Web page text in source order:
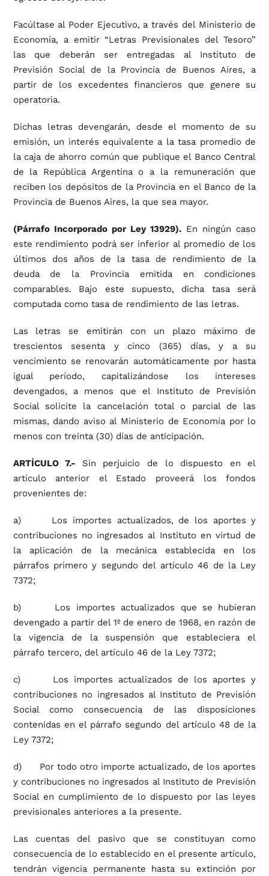
Facúltase al Poder Ejecutivo, a través del Ministerio de
Economía, a emitir “Letras Previsionales del Tesoro”
las que deberán ser entregadas al Instituto de
Previsión Social de la Provincia de Buenos Aires, a
partir de los excedentes financieros que genere su
operatoria.
Dichas letras devengarán, desde el momento de su
emisión, un interés equivalente a la tasa promedio de
la caja de ahorro común que publique el Banco Central
de la República Argentina o a la remuneración que
reciben los depósitos de la Provincia en el Banco de la
Provincia de Buenos Aires, la que sea mayor.
(Párrafo Incorporado por Ley 13929). En ningún caso
este rendimiento podrá ser inferior al promedio de los
últimos dos años de la tasa de rendimiento de la
deuda de la Provincia emitida en condiciones
comparables. Bajo este supuesto, dicha tasa será
computada como tasa de rendimiento de las letras.
Las letras se emitirán con un plazo máximo de
trescientos sesenta y cinco (365) días, y a su
vencimiento se renovarán automáticamente por hasta
igual período, capitalizándose los intereses
devengados, a menos que el Instituto de Previsión
Social solicite la cancelación total o parcial de las
mismas, dando aviso al Ministerio de Economía por lo
menos con treinta (30) días de anticipación.
ARTÍCULO 7.- Sin perjuicio de lo dispuesto en el
artículo anterior el Estado proveerá los fondos
provenientes de:
a) Los importes actualizados, de los aportes y
contribuciones no ingresados al Instituto en virtud de
la aplicación de la mecánica establecida en los
párrafos primero y segundo del artículo 46 de la Ley
7372;
b) Los importes actualizados que se hubieran
devengado a partir del 1º de enero de 1968, en razón de
la vigencia de la suspensión que estableciera el
párrafo tercero, del artículo 46 de la Ley 7372;
c) Los importes actualizados de los aportes y
contribuciones no ingresados al Instituto de Previsión
Social como consecuencia de las disposiciones
contenidas en el párrafo segundo del artículo 48 de la
Ley 7372;
d) Por todo otro importe actualizado, de los aportes
y contribuciones no ingresados al Instituto de Previsión
Social en cumplimiento de lo dispuesto por las leyes
previsionales anteriores a la presente.
Las cuentas del pasivo que se constituyan como
consecuencia de lo establecido en el presente artículo,
tendrán vigencia permanente hasta su extinción por